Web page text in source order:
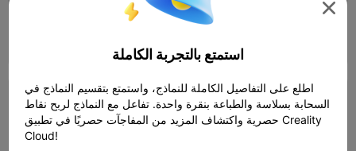
0.2mm layer, 2 walls, 15% infill
0.2mm layer, 2 walls, 15% infill
 03h 0m  1 plates  23.85g

استمتع بالتجربة الكاملة
اطلع على التفاصيل الكاملة للنماذج، واستمتع بتقسيم النماذج في
السحابة بسلاسة والطباعة بنقرة واحدة. تفاعل مع النماذج لربح نقاط
حصرية واكتشاف المزيد من المفاجآت حصريًا في تطبيق Creality
Cloud!